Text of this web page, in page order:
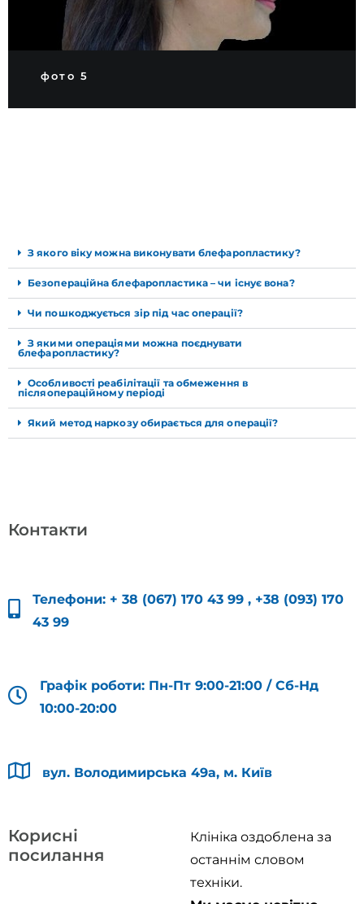
фото 5
З якого віку можна виконувати блефаропластику?
Безопераційна блефаропластика – чи існує вона?
Чи пошкоджується зір під час операції?
З якими операціями можна поєднувати
блефаропластику?
Особливості реабілітації та обмеження в
післяопераційному періоді
Який метод наркозу обирається для операції?
Контакти
Телефони: + 38 (067) 170 43 99 , +38 (093) 170
43 99
Графік роботи: Пн-Пт 9:00-21:00 / Сб-Нд
10:00-20:00
вул. Володимирська 49а, м. Київ
Корисні
посилання
Клініка оздоблена за
останнім словом
техніки.